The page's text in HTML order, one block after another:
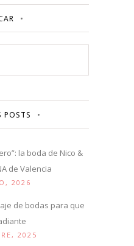
POSTS
la boda de Nico &
de Valencia
2026
de bodas para que
2025